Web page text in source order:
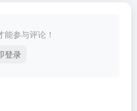
参与评论！
登录